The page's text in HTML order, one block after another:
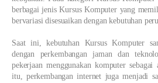
berbagai jenis Kursus Komputer yang
bervariasi disesuaikan dengan kebutuhan
Saat ini, kebutuhan Kursus Komputer
dengan perkembangan jaman dan
pekerjaan menggunakan komputer
itu, perkembangan internet juga menjadi